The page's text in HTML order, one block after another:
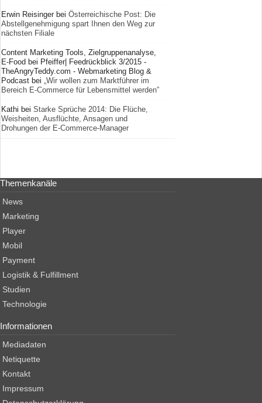
Erwin Reisinger bei Österreichische Post: Die
Abstellgenehmigung spart Ihnen den Weg zur
nächsten Filiale
Content Marketing Tools, Zielgruppenanalyse,
E-Food bei Pfeiffer| Feedrückblick 3/2015 -
TheAngryTeddy.com - Webmarketing Blog &
Podcast bei „Wir wollen zum Marktführer im
Bereich E-Commerce für Lebensmittel werden”
Kathi bei Starke Sprüche 2014: Die Flüche,
Weisheiten, Ausflüchte, Ansagen und
Drohungen der E-Commerce-Manager
Themenkanäle
News
Marketing
Player
Mobil
Payment
Logistik & Fulfillment
Studien
Technologie
Informationen
Mediadaten
Netiquette
Kontakt
Impressum